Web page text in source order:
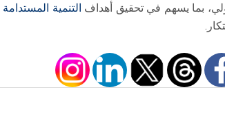
بما يسهم في تحقيق أهداف التنمية المستدامة